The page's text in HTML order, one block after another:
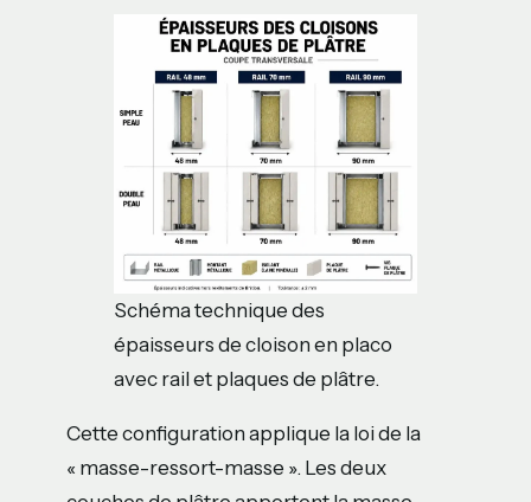
Schéma technique des
épaisseurs de cloison en placo
avec rail et plaques de plâtre.
Cette configuration applique la loi de la
« masse-ressort-masse ». Les deux